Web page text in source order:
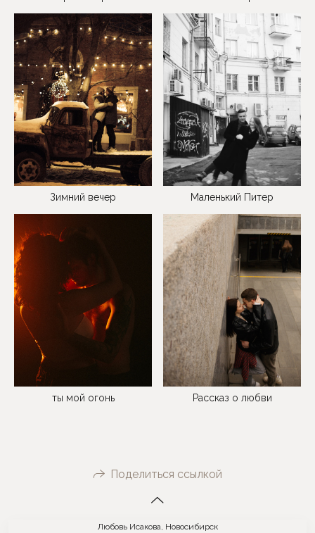
Зимний вечер Маленький Питер
ты мой огонь Рассказ о любви
Поделиться ссылкой
Любовь Исакова, Новосибирск